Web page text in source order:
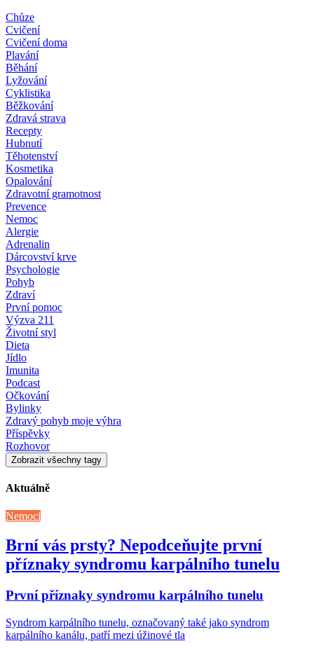
Chůze
Cvičení
Cvičení doma
Plavání
Běhání
Lyžování
Cyklistika
Běžkování
Zdravá strava
Recepty
Hubnutí
Těhotenství
Kosmetika
Opalování
Zdravotní gramotnost
Prevence
Nemoc
Alergie
Adrenalin
Dárcovství krve
Psychologie
Pohyb
Zdraví
První pomoc
Výzva 211
Životní styl
Dieta
Jídlo
Imunita
Podcast
Očkování
Bylinky
Zdravý pohyb moje výhra
Příspěvky
Rozhovor
Zobrazit všechny tagy
Aktuálně
Nemoci
Brní vás prsty? Nepodceňujte první
příznaky syndromu karpálního tunelu
První příznaky syndromu karpálního tunelu
Syndrom karpálního tunelu, označovaný také jako syndrom
karpálního kanálu, patří mezi úžinové tla